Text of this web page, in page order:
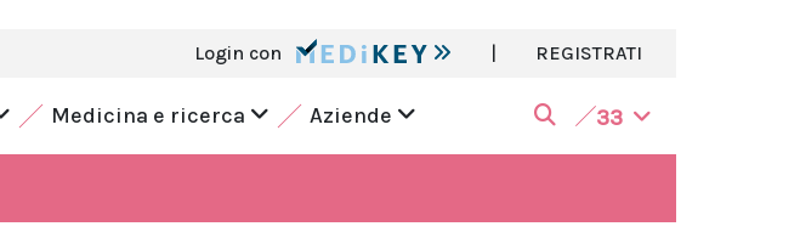
Login con | REGISTRATI
Medicina e ricerca Aziende 33